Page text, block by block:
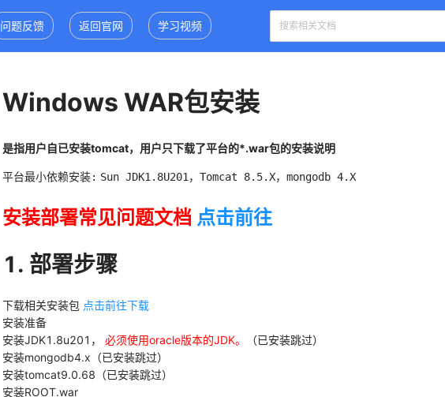
问题反馈 返回官网 学习视频
Windows WAR包安装
是指用户自已安装tomcat，用户只下载了平台的*.war包的安装说明
平台最小依赖安装: Sun JDK1.8U201，Tomcat 8.5.X，mongodb 4.X
安装部署常见问题文档 点击前往
1. 部署步骤
下载相关安装包 点击前往下载
安装准备
安装JDK1.8u201， 必须使用oracle版本的JDK。
（已安装跳过）
安装mongodb4.x（已安装跳过）
安装tomcat9.0.68（已安装跳过）
安装ROOT.war